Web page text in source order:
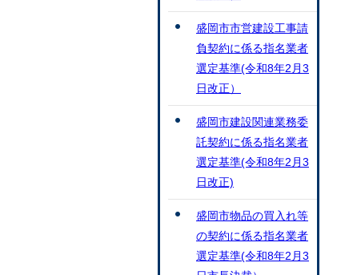
盛岡市市営建設工事請
負契約に係る指名業者
選定基準(令和8年2月3
日改正）
盛岡市建設関連業務委
託契約に係る指名業者
選定基準(令和8年2月3
日改正)
盛岡市物品の買入れ等
の契約に係る指名業者
選定基準(令和8年2月3